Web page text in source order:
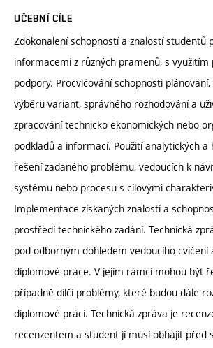
UČEBNÍ CÍLE
Zdokonalení schopností a znalostí studentů
informacemi z různých pramenů, s využitím
podpory. Procvičování schopnosti
výběru variant, správného rozhodování a
zpracování technicko-ekonomických nebo
podkladů a informací. Použití analytických
řešení zadaného problému, vedoucích k
systému nebo procesu s cílovými
Implementace získaných znalostí a
prostředí technického zadání. Technická
pod odborným dohledem vedoucího cvičení
diplomové práce. V jejím rámci mohou být
případně dílčí problémy, které budou dále
diplomové práci. Technická zpráva je
recenzentem a student jí musí obhájit před